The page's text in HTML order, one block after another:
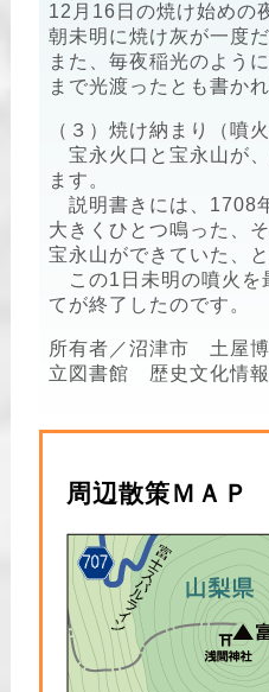
12月16日の焼け始めの
朝未明に焼け灰が一度
また、毎夜稲光のよう
まで光渡ったとも書か
（３）焼け納まり（噴
宝永火口と宝永山が
ます。
説明書きには、1708
大きくひとつ鳴った、
宝永山ができていた、と
この1日未明の噴火を
てが終了したのです。
所有者／沼津市 土屋
立図書館 歴史文化情
周辺散策ＭＡＰ